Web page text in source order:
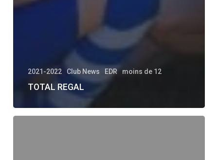
2021-2022 Club News EDR moins de 12
TOTAL REGAL